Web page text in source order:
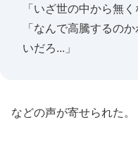
「いざ世の中から無
「なんで高騰するの
いだろ...」
などの声が寄せられた。